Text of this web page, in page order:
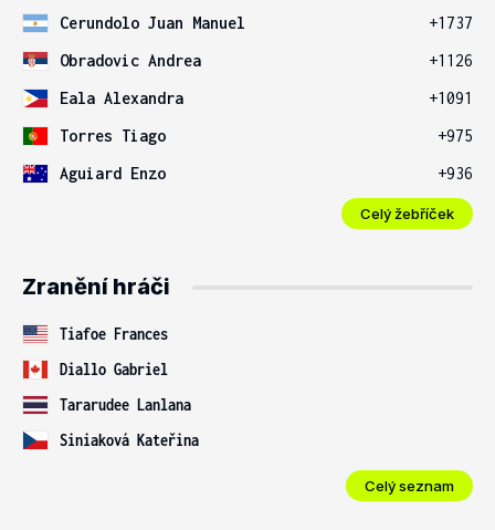
Cerundolo Juan Manuel
+1737
Obradovic Andrea
+1126
Eala Alexandra
+1091
Torres Tiago
+975
Aguiard Enzo
+936
Celý žebříček
Zranění hráči
Tiafoe Frances
Diallo Gabriel
Tararudee Lanlana
Siniaková Kateřina
Celý seznam